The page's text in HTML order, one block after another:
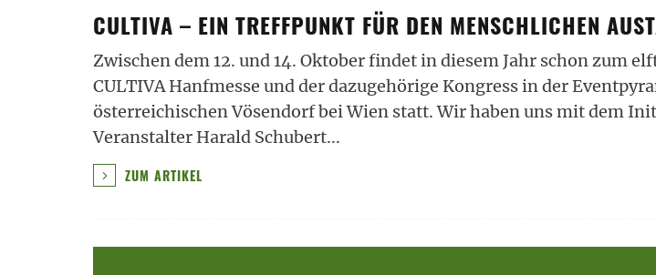
CULTIVA – EIN TREFFPUNKT FÜR DEN MENSCHLICHEN
Zwischen dem 12. und 14. Oktober findet in diesem Jahr schon zum
CULTIVA Hanfmesse und der dazugehörige Kongress in der
österreichischen Vösendorf bei Wien statt. Wir haben uns mit dem
Veranstalter Harald Schubert...
ZUM ARTIKEL